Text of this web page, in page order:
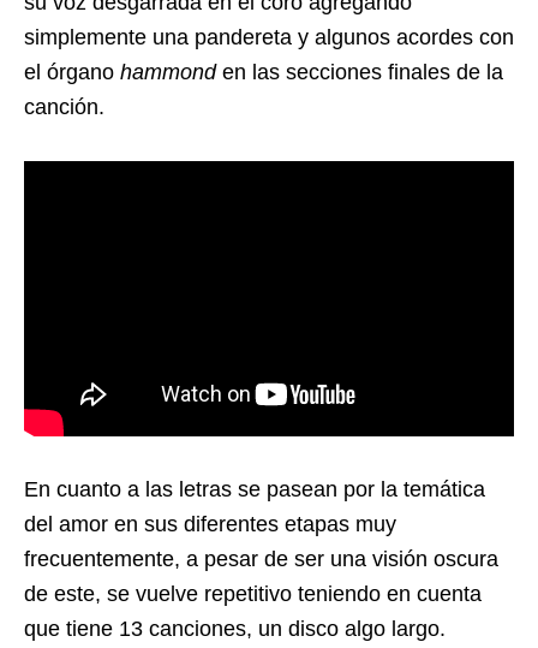
simplemente una pandereta y algunos acordes con
el órgano hammond en las secciones finales de la
canción.
En cuanto a las letras se pasean por la temática
del amor en sus diferentes etapas muy
frecuentemente, a pesar de ser una visión oscura
de este, se vuelve repetitivo teniendo en cuenta
que tiene 13 canciones, un disco algo largo.